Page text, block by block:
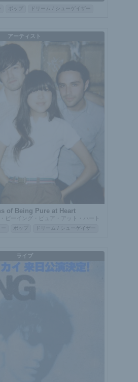
ポップ ドリーム / シューゲイザー
アーティスト
of Being Pure at Heart
ビーイング・ピュア・アット・ハート
ー ポップ ドリーム / シューゲイザー
ライブ